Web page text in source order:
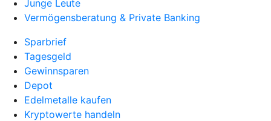
Junge Leute
Vermögensberatung & Private Banking
Sparbrief
Tagesgeld
Gewinnsparen
Depot
Edelmetalle kaufen
Kryptowerte handeln